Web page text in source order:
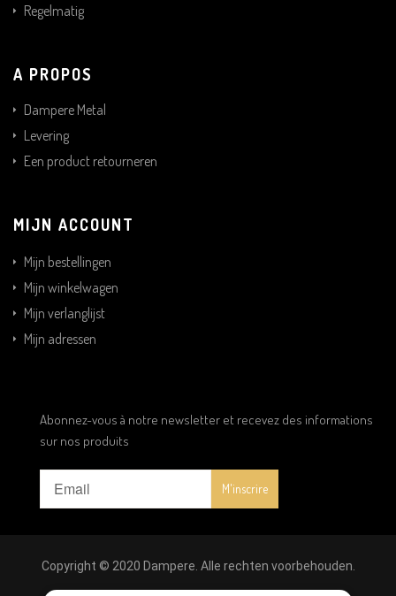
Regelmatig
A PROPOS
Dampere Metal
Levering
Een product retourneren
MIJN ACCOUNT
Mijn bestellingen
Mijn winkelwagen
Mijn verlanglijst
Mijn adressen
Abonnez-vous à notre newsletter et recevez des informations
sur nos produits
Copyright © 2020 Dampere. Alle rechten voorbehouden.